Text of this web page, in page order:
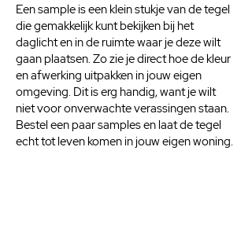
Een sample is een klein stukje van de tegel
die gemakkelijk kunt bekijken bij het
daglicht en in de ruimte waar je deze wilt
gaan plaatsen. Zo zie je direct hoe de kleur
en afwerking uitpakken in jouw eigen
omgeving. Dit is erg handig, want je wilt
niet voor onverwachte verassingen staan.
Bestel een paar samples en laat de tegel
echt tot leven komen in jouw eigen woning.